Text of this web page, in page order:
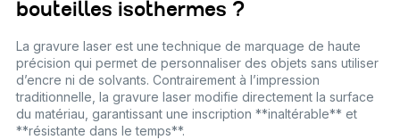
bouteilles isothermes ?
La gravure laser est une technique de marquage de haute
précision qui permet de personnaliser des objets sans utiliser
d’encre ni de solvants. Contrairement à l’impression
traditionnelle, la gravure laser modifie directement la surface
du matériau, garantissant une inscription **inaltérable** et
**résistante dans le temps**.